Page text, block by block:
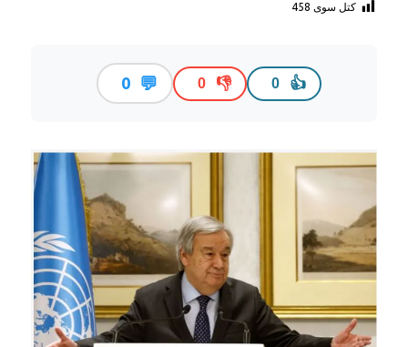
کتل سوی 458
👍
0
👎
0
💬
0